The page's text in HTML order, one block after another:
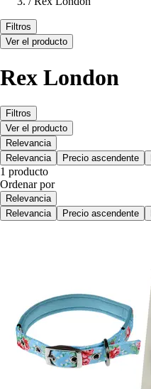
Filtros
Ver el producto
Rex London
Filtros
Ver el producto
Relevancia
Relevancia
Precio ascendente
1 producto
Ordenar por
Relevancia
Relevancia
Precio ascendente